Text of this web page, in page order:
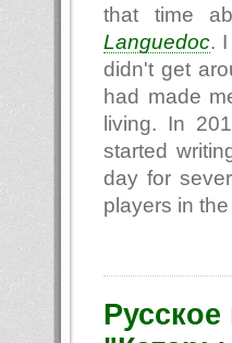
that time
Languedoc.
didn't get
had made
living. In
started
day for
players in